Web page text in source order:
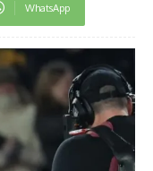
WhatsApp